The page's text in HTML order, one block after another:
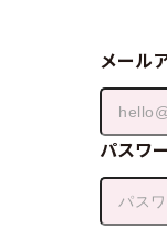
メール
パスワ